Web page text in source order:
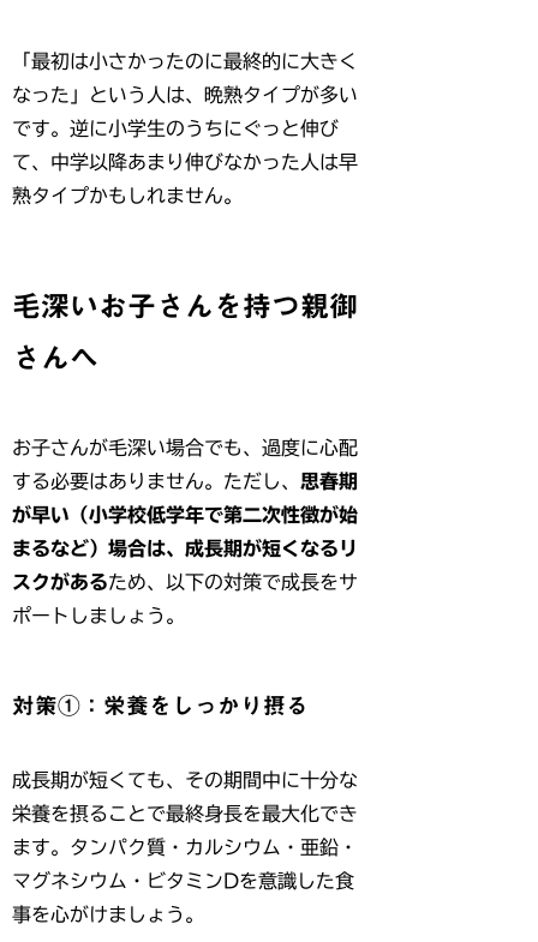
「最初は小さかったのに最終的に大きく
なった」という人は、晩熟タイプが多い
です。逆に小学生のうちにぐっと伸び
て、中学以降あまり伸びなかった人は早
熟タイプかもしれません。
毛深いお子さんを持つ親御
さんへ
お子さんが毛深い場合でも、過度に心配
する必要はありません。ただし、思春期
が早い（小学校低学年で第二次性徴が始
まるなど）場合は、成長期が短くなるリ
スクがあるため、以下の対策で成長をサ
ポートしましょう。
対策①：栄養をしっかり摂る
成長期が短くても、その期間中に十分な
栄養を摂ることで最終身長を最大化でき
ます。タンパク質・カルシウム・亜鉛・
マグネシウム・ビタミンDを意識した食
事を心がけましょう。